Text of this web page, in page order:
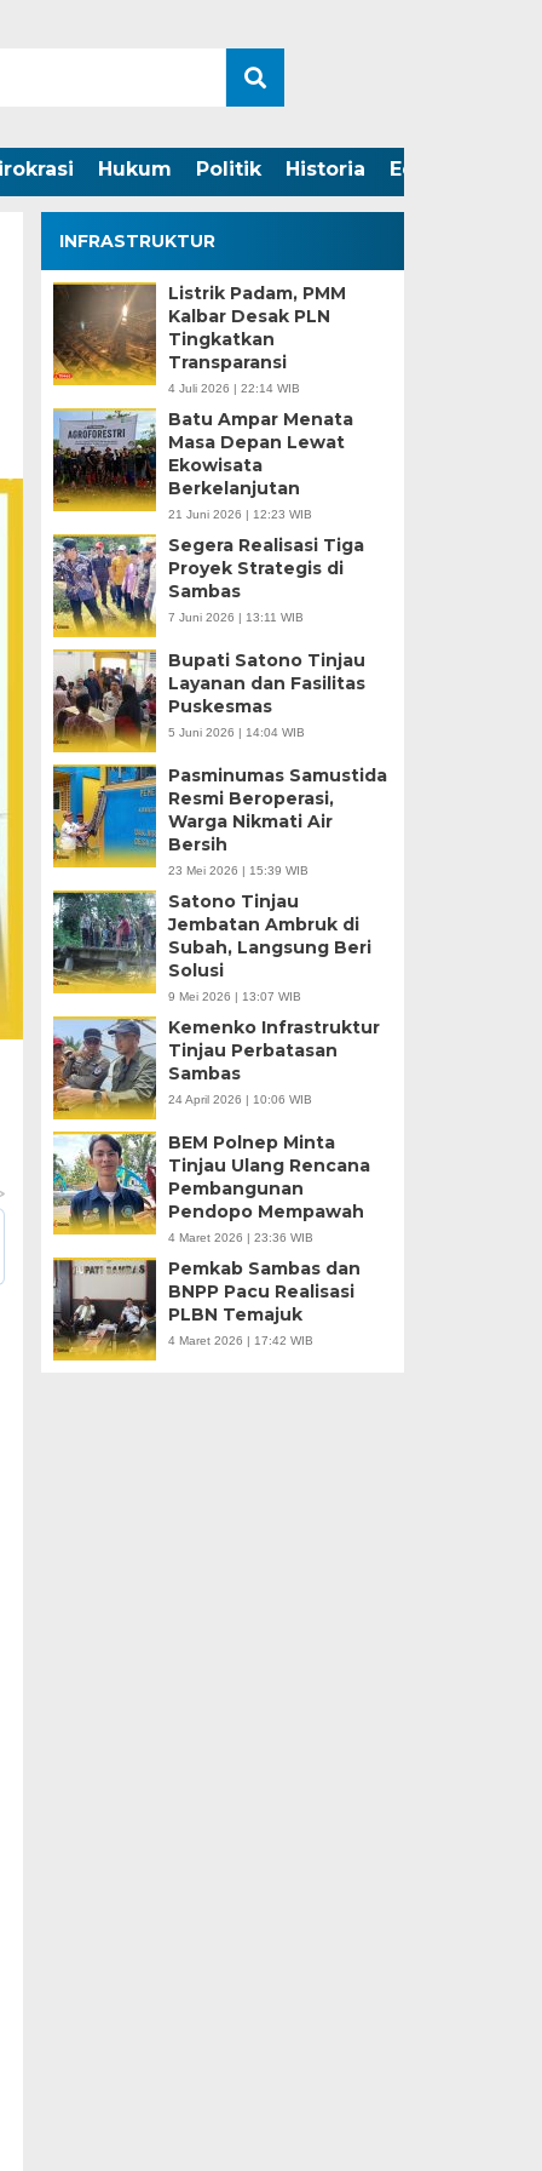
Hukum Politik Historia Edukasi
INFRASTRUKTUR
Listrik Padam, PMM
Kalbar Desak PLN
Tingkatkan
Transparansi
4 Juli 2026 | 22:14 WIB
Batu Ampar Menata
Masa Depan Lewat
Ekowisata
Berkelanjutan
21 Juni 2026 | 12:23 WIB
Segera Realisasi Tiga
Proyek Strategis di
Sambas
7 Juni 2026 | 13:11 WIB
Bupati Satono Tinjau
Layanan dan Fasilitas
Puskesmas
5 Juni 2026 | 14:04 WIB
Pasminumas Samustida
Resmi Beroperasi,
Warga Nikmati Air
Bersih
23 Mei 2026 | 15:39 WIB
Satono Tinjau
Jembatan Ambruk di
Subah, Langsung Beri
Solusi
9 Mei 2026 | 13:07 WIB
Kemenko Infrastruktur
Tinjau Perbatasan
Sambas
24 April 2026 | 10:06 WIB
BEM Polnep Minta
Tinjau Ulang Rencana
Pembangunan
Pendopo Mempawah
4 Maret 2026 | 23:36 WIB
Pemkab Sambas dan
BNPP Pacu Realisasi
PLBN Temajuk
4 Maret 2026 | 17:42 WIB